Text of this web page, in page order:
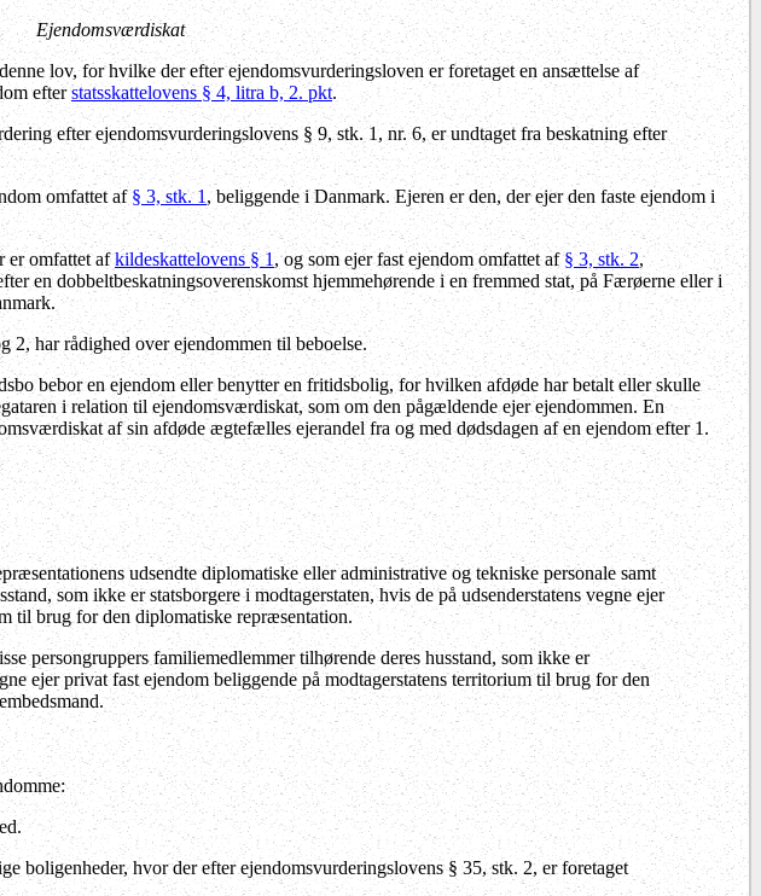
Ejendomsværdiskat
lov, for hvilke der efter ejendomsvurderingsloven er foretaget en ansættelse af
efterstatsskattelovens § 4, litra b, 2. pkt.
efter ejendomsvurderingslovens § 9, stk. 1, nr. 6, er undtaget fra beskatning efter
omfattet af§ 3, stk. 1, beliggende i Danmark. Ejeren er den, der ejer den faste ejendom i
er omfattet afkildeskattelovens § 1, og som ejer fast ejendom omfattet af§ 3, stk. 2,
en dobbeltbeskatningsoverenskomst hjemmehørende i en fremmed stat, på Færøerne eller i
2, har rådighed over ejendommen til beboelse.
bebor en ejendom eller benytter en fritidsbolig, for hvilken afdøde har betalt eller skulle
i relation til ejendomsværdiskat, som om den pågældende ejer ejendommen. En
af sin afdøde ægtefælles ejerandel fra og med dødsdagen af en ejendom efter 1.
udsendte diplomatiske eller administrative og tekniske personale samt
som ikke er statsborgere i modtagerstaten, hvis de på udsenderstatens vegne ejer
til brug for den diplomatiske repræsentation.
persongruppers familiemedlemmer tilhørende deres husstand, som ikke er
ejer privat fast ejendom beliggende på modtagerstatens territorium til brug for den
boligenheder, hvor der efter ejendomsvurderingslovens § 35, stk. 2, er foretaget